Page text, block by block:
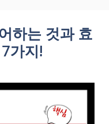
하는 것과 효
가지!